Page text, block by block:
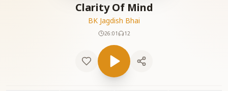
Clarity Of Mind
BK Jagdish Bhai
26:01 12